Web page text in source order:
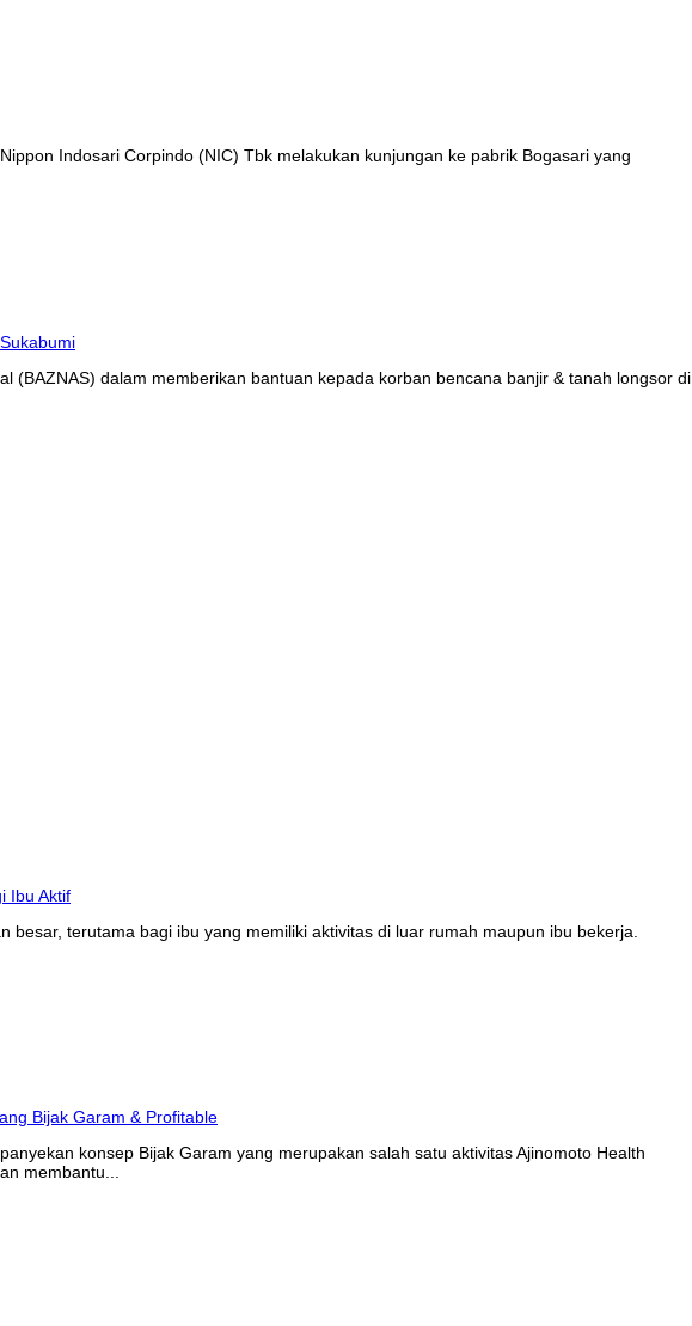
Indosari Corpindo (NIC) Tbk melakukan kunjungan ke pabrik Bogasari yang
(BAZNAS) dalam memberikan bantuan kepada korban bencana banjir & tanah longsor di
terutama bagi ibu yang memiliki aktivitas di luar rumah maupun ibu bekerja.
konsep Bijak Garam yang merupakan salah satu aktivitas Ajinomoto Health
membantu...